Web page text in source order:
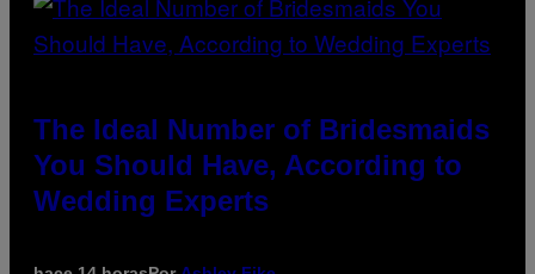
The Ideal Number of Bridesmaids
You Should Have, According to
Wedding Experts